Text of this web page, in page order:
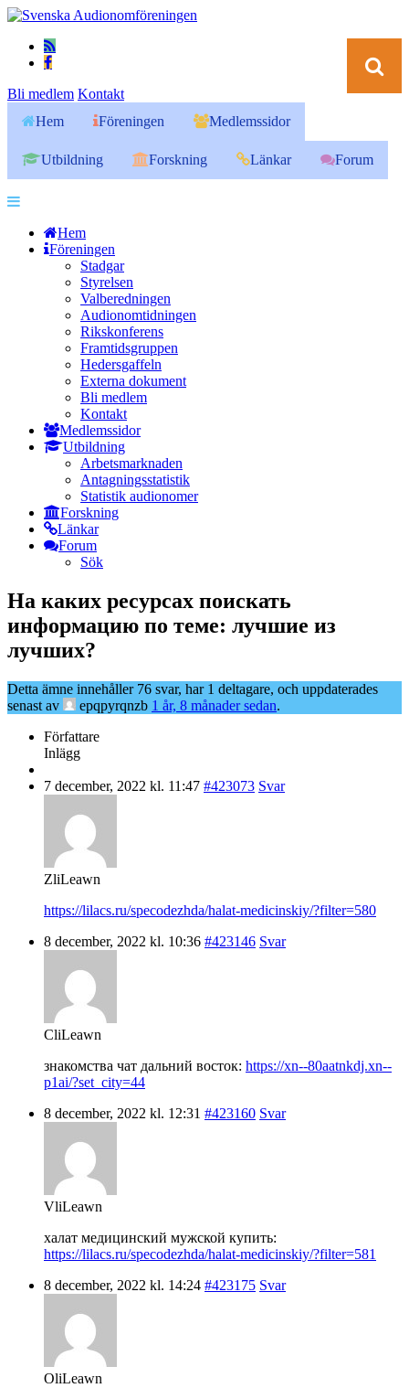
Bli medlem Kontakt
Hem
Föreningen Medlemssidor
Utbildning Forskning Länkar Forum
Hem
Föreningen
Stadgar
Styrelsen
Valberedningen
Audionomtidningen
Rikskonferens
Framtidsgruppen
Hedersgaffeln
Externa dokument
Bli medlem
Kontakt
Medlemssidor
Utbildning
Arbetsmarknaden
Antagningsstatistik
Statistik audionomer
Forskning
Länkar
Forum
Sök
На каких ресурсах поискать
информацию по теме: лучшие из
лучших?
Detta ämne innehåller 76 svar, har 1 deltagare, och uppdaterades
senast av
epqpyrqnzb 1 år, 8 månader sedan.
Författare
Inlägg
7 december, 2022 kl. 11:47 #423073 Svar
ZliLeawn
https://lilacs.ru/specodezhda/halat-medicinskiy/?filter=580
8 december, 2022 kl. 10:36 #423146 Svar
CliLeawn
знакомства чат дальний восток: https://xn--80aatnkdj.xn--
p1ai/?set_city=44
8 december, 2022 kl. 12:31 #423160 Svar
VliLeawn
халат медицинский мужской купить:
https://lilacs.ru/specodezhda/halat-medicinskiy/?filter=581
8 december, 2022 kl. 14:24 #423175 Svar
OliLeawn